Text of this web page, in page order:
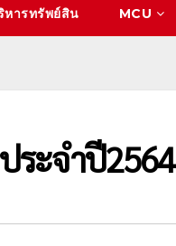
หารทรัพย์สิน MCU
ระจำปี2564